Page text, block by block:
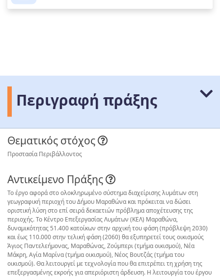
Περιγραφή πράξης
Θεματικός στόχος
Προστασία Περιβάλλοντος
Αντικείμενο Πράξης
Το έργο αφορά στο ολοκληρωμένο σύστημα διαχείρισης λυμάτων στη
γεωγραφική περιοχή του Δήμου Μαραθώνα και πρόκειται να δώσει
οριστική λύση στο επί σειρά δεκαετιών πρόβλημα αποχέτευσης της
περιοχής. Το Κέντρο Επεξεργασίας Λυμάτων (ΚΕΛ) Μαραθώνα,
δυναμικότητας 51.400 κατοίκων στην αρχική του φάση (πρόβλεψη 2030)
και έως 110.000 στην τελική φάση (2060) θα εξυπηρετεί τους οικισμούς
Άγιος Παντελεήμονας, Μαραθώνας, Ζούμπερι (τμήμα οικισμού), Νέα
Μάκρη, Αγία Μαρίνα (τμήμα οικισμού), Νέος Βουτζάς (τμήμα του
οικισμού). Θα λειτουργεί με τεχνολογία που θα επιτρέπει τη χρήση της
επεξεργασμένης εκροής για απεριόριστη άρδευση. Η λειτουργία του έργου